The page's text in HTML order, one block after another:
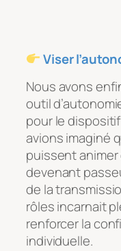
Viser
Nous avons
outil
pour le
avions imaginé
puissent
devenant
de la
rôles incarnait
renforcer la
individuelle.